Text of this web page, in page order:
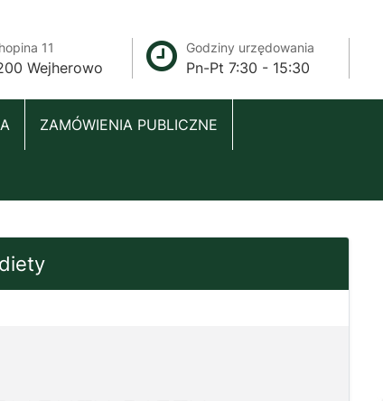
11
Wejherowo
Godziny urzędowania
Pn-Pt 7:30 - 15:30
ZAMÓWIENIA PUBLICZNE